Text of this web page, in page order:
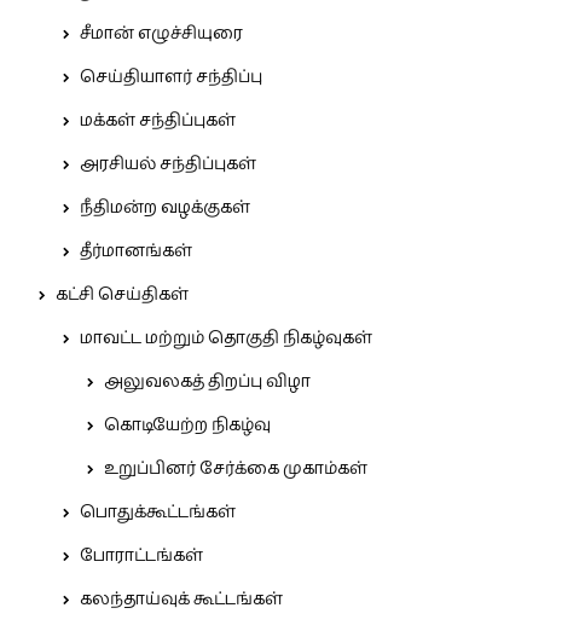
சீமான் எழுச்சியுரை
செய்தியாளர் சந்திப்பு
மக்கள் சந்திப்புகள்
அரசியல் சந்திப்புகள்
நீதிமன்ற வழக்குகள்
தீர்மானங்கள்
கட்சி செய்திகள்
மாவட்ட மற்றும் தொகுதி நிகழ்வுகள்
அலுவலகத் திறப்பு விழா
கொடியேற்ற நிகழ்வு
உறுப்பினர் சேர்க்கை முகாம்கள்
பொதுக்கூட்டங்கள்
போராட்டங்கள்
கலந்தாய்வுக் கூட்டங்கள்